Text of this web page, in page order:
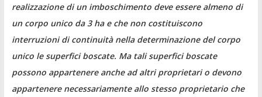
realizzazione di un imboschimento deve essere almeno di
un corpo unico da 3 ha e che non costituiscono
interruzioni di continuità nella determinazione del corpo
unico le superfici boscate. Ma tali superfici boscate
possono appartenere anche ad altri proprietari o devono
appartenere necessariamente allo stesso proprietario che